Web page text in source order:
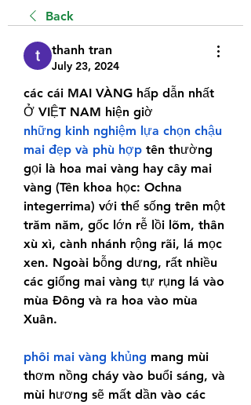
Back
thanh tran
July 23, 2024
các cái MAI VÀNG hấp dẫn nhất
Ở VIỆT NAM hiện giờ
những kinh nghiệm lựa chọn chậu
mai đẹp và phù hợp tên thường
gọi là hoa mai vàng hay cây mai
vàng (Tên khoa học: Ochna
integerrima) với thể sống trên một
trăm năm, gốc lớn rễ lồi lõm, thân
xù xì, cành nhánh rộng rãi, lá mọc
xen. Ngoài bỗng dưng, rất nhiều
các giống mai vàng tự rụng lá vào
mùa Đông và ra hoa vào mùa
Xuân.
phôi mai vàng khủng mang mùi
thơm nồng cháy vào buổi sáng, và
mùi hương sẽ mất dần vào các